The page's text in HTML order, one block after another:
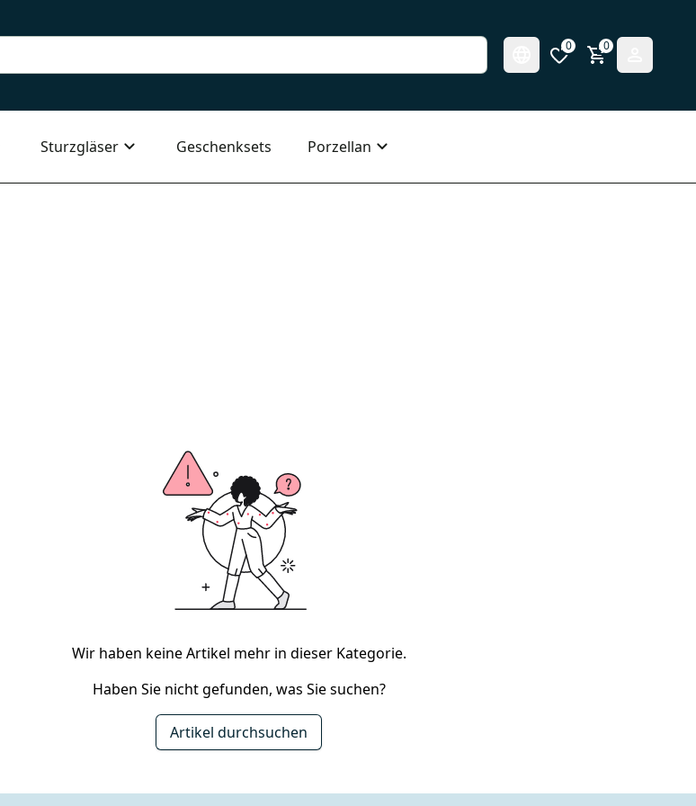
0 0
Sturzgläser Geschenksets Porzellan
Wir haben keine Artikel mehr in dieser Kategorie.
Haben Sie nicht gefunden, was Sie suchen?
Artikel durchsuchen